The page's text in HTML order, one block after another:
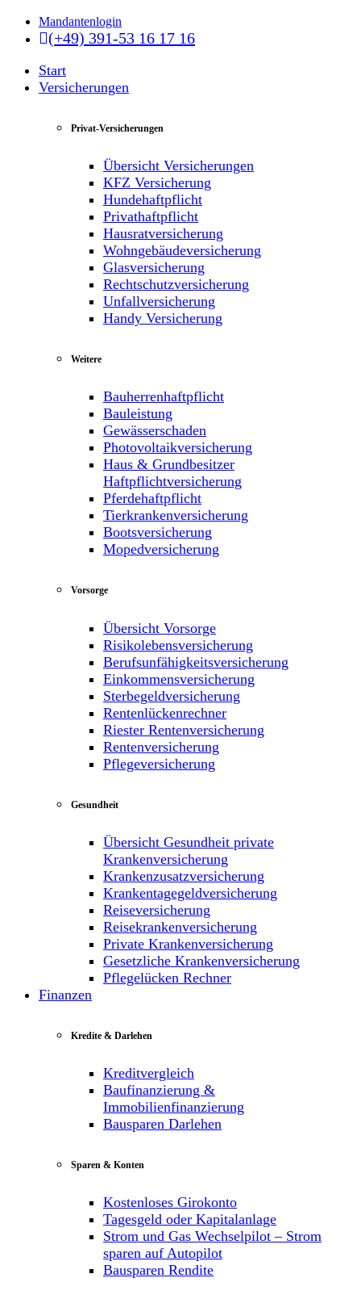
Mandantenlogin
(+49) 391-53 16 17 16
Start
Versicherungen
Privat-Versicherungen
Übersicht Versicherungen
KFZ Versicherung
Hundehaftpflicht
Privathaftpflicht
Hausratversicherung
Wohngebäudeversicherung
Glasversicherung
Rechtschutzversicherung
Unfallversicherung
Handy Versicherung
Weitere
Bauherrenhaftpflicht
Bauleistung
Gewässerschaden
Photovoltaikversicherung
Haus & Grundbesitzer
Haftpflichtversicherung
Pferdehaftpflicht
Tierkrankenversicherung
Bootsversicherung
Mopedversicherung
Vorsorge
Übersicht Vorsorge
Risikolebensversicherung
Berufsunfähigkeitsversicherung
Einkommensversicherung
Sterbegeldversicherung
Rentenlückenrechner
Riester Rentenversicherung
Rentenversicherung
Pflegeversicherung
Gesundheit
Übersicht Gesundheit private
Krankenversicherung
Krankenzusatzversicherung
Krankentagegeldversicherung
Reiseversicherung
Reisekrankenversicherung
Private Krankenversicherung
Gesetzliche Krankenversicherung
Pflegelücken Rechner
Finanzen
Kredite & Darlehen
Kreditvergleich
Baufinanzierung &
Immobilienfinanzierung
Bausparen Darlehen
Sparen & Konten
Kostenloses Girokonto
Tagesgeld oder Kapitalanlage
Strom und Gas Wechselpilot – Strom
sparen auf Autopilot
Bausparen Rendite